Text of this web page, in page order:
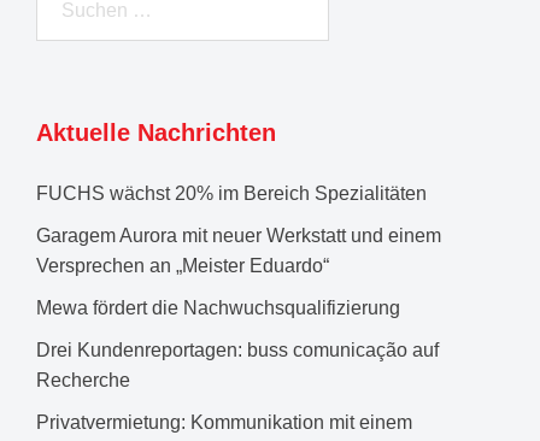
Aktuelle Nachrichten
FUCHS wächst 20% im Bereich Spezialitäten
Garagem Aurora mit neuer Werkstatt und einem
Versprechen an „Meister Eduardo“
Mewa fördert die Nachwuchsqualifizierung
Drei Kundenreportagen: buss comunicação auf
Recherche
Privatvermietung: Kommunikation mit einem